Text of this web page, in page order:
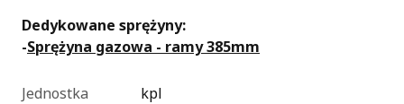
Dedykowane sprężyny:
-Sprężyna gazowa - ramy 385mm
Jednostka
kpl